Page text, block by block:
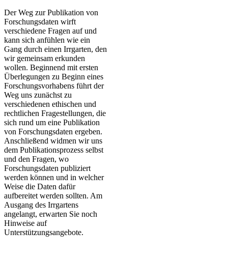
Der Weg zur Publikation von
Forschungsdaten wirft
verschiedene Fragen auf und
kann sich anfühlen wie ein
Gang durch einen Irrgarten, den
wir gemeinsam erkunden
wollen. Beginnend mit ersten
Überlegungen zu Beginn eines
Forschungsvorhabens führt der
Weg uns zunächst zu
verschiedenen ethischen und
rechtlichen Fragestellungen, die
sich rund um eine Publikation
von Forschungsdaten ergeben.
Anschließend widmen wir uns
dem Publikationsprozess selbst
und den Fragen, wo
Forschungsdaten publiziert
werden können und in welcher
Weise die Daten dafür
aufbereitet werden sollten. Am
Ausgang des Irrgartens
angelangt, erwarten Sie noch
Hinweise auf
Unterstützungsangebote.